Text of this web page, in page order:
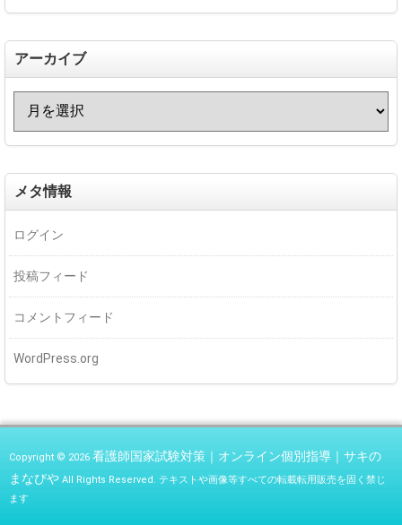
アーカイブ
メタ情報
ログイン
投稿フィード
コメントフィード
WordPress.org
Copyright © 2026 看護師国家試験対策｜オンライン個別指導｜サキの
まなびや All Rights Reserved. テキストや画像等すべての転載転用販売を固く禁じ
ます